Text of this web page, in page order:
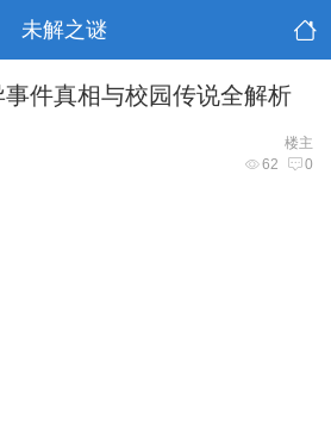
未解之谜
件真相与校园传说全解析
楼主
62 0